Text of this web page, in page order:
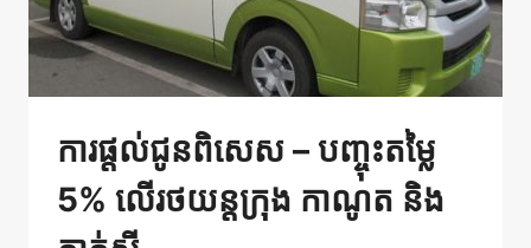
ការផ្តល់ជូនពិសេស – បញ្ចុះតម្លៃ​
5% លើរថយន្តក្រុង កាណូត និង